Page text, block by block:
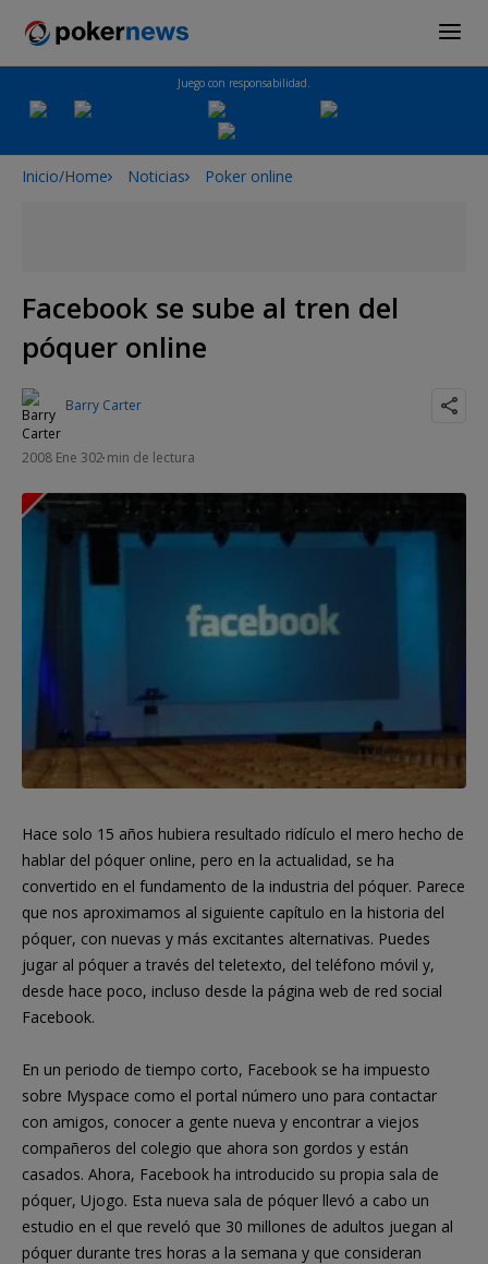
Juego con responsabilidad.
Inicio/Home Noticias Poker online
Facebook se sube al tren del
póquer online
Barry Carter
2008 Ene 302 min de lectura
Hace solo 15 años hubiera resultado ridículo el mero hecho de
hablar del póquer online, pero en la actualidad, se ha
convertido en el fundamento de la industria del póquer. Parece
que nos aproximamos al siguiente capítulo en la historia del
póquer, con nuevas y más excitantes alternativas. Puedes
jugar al póquer a través del teletexto, del teléfono móvil y,
desde hace poco, incluso desde la página web de red social
Facebook.
En un periodo de tiempo corto, Facebook se ha impuesto
sobre Myspace como el portal número uno para contactar
con amigos, conocer a gente nueva y encontrar a viejos
compañeros del colegio que ahora son gordos y están
casados. Ahora, Facebook ha introducido su propia sala de
póquer, Ujogo. Esta nueva sala de póquer llevó a cabo un
estudio en el que reveló que 30 millones de adultos juegan al
póquer durante tres horas a la semana y que consideran